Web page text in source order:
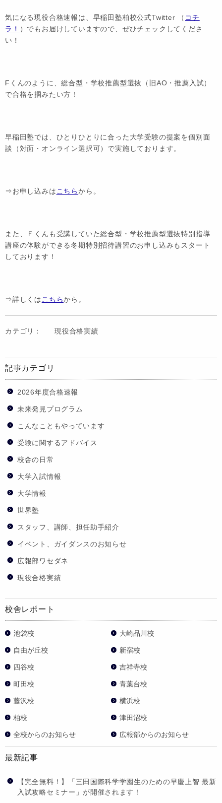
気になる現役合格速報は、早稲田塾柏校公式Twitter （ コチ
ラ！ ）でもお届けしていますので、ぜひチェックしてくださ
い！
Fくんのように、総合型・学校推薦型選抜（旧AO・推薦入試）
で合格を掴みたい方！
早稲田塾では、ひとりひとりに合った大学受験の提案を個別面
談（対面・オンライン選択可）で実施しております。
⇒お申し込みはこちらから。
また、Ｆくんも受講していた総合型・学校推薦型選抜特別指導
講座の体験ができる冬期特別招待講習のお申し込みもスタート
しております！
⇒詳しくはこちらから。
カテゴリ： 現役合格実績
記事カテゴリ
2026年度合格速報
未来発見プログラム
こんなこともやっています
受験に関するアドバイス
校舎の日常
大学入試情報
大学情報
世界塾
スタッフ、講師、担任助手紹介
イベント、ガイダンスのお知らせ
広報部ワセダネ
現役合格実績
校舎レポート
池袋校 大崎品川校
自由が丘校 新宿校
四谷校 吉祥寺校
町田校 青葉台校
藤沢校 横浜校
柏校 津田沼校
全校からのお知らせ 広報部からのお知らせ
最新記事
【完全無料！】「三田国際科学学園生のための早慶上智 最新
入試攻略セミナー」が開催されます！